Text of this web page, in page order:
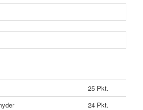
25 Pkt.
24 Pkt.